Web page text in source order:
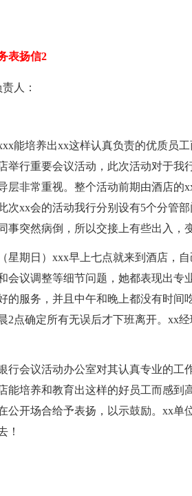
表扬信2
人：
能培养出xx这样认真负责的优质员
举行重要会议活动，此次活动对于
层非常重视。整个活动前期由酒店
次xx会的活动我行分别设有5个分管
事突然病倒，所以交接上有些出入，
星期日）xxx早上七点就来到酒店，
会议调整等细节问题，她都表现出
的服务，并且中午和晚上都没有时间
2点确定所有无误后才下班离开。xx
行会议活动办公室对其认真专业的工
能培养和教育出这样的好员工而感到
公开场合给予表扬，以示鼓励。xx
！